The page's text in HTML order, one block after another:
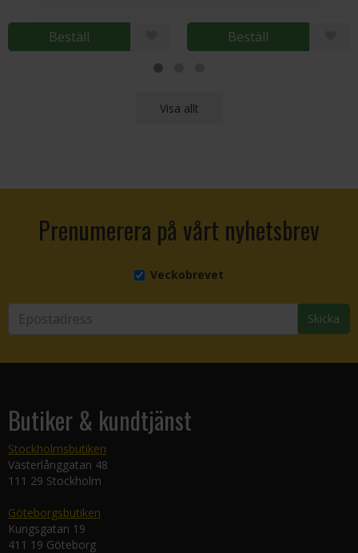
Beställ Beställ
Visa allt
Prenumerera på vårt nyhetsbrev
Veckobrevet
Skicka
Butiker & kundtjänst
Stockholmsbutiken
Västerlånggatan 48
111 29 Stockholm
Göteborgsbutiken
Kungsgatan 19
411 19 Göteborg